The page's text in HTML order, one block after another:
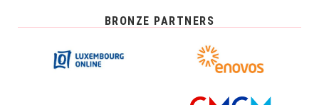
BRONZE PARTNERS